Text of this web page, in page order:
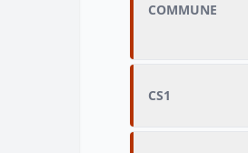
COMMUNE
CS1